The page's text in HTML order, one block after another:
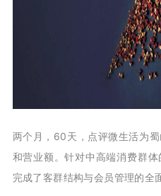
两个月，60天，点评微生活为
和营业额。针对中高端消费群
完成了客群结构与会员管理的全